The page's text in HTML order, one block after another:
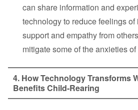
can share information and
technology to reduce feelings
support and empathy from
mitigate some of the anxieties
4. How Technology Transforms
Benefits Child-Rearing